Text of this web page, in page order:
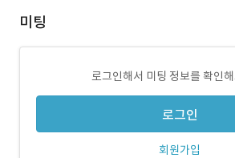
미팅
로그인해서 미팅 정보를 확인
로그인
회원가입